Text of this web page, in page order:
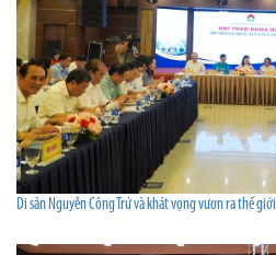
Di sản Nguyễn Công Trứ và khát vọng vươn ra thế giới